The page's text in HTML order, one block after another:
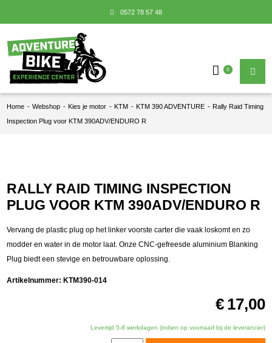
0572 78 57 48
0
Home - Webshop - Kies je motor - KTM - KTM 390 ADVENTURE - Rally Raid Timing
Inspection Plug voor KTM 390ADV/ENDURO R
RALLY RAID TIMING INSPECTION
PLUG VOOR KTM 390ADV/ENDURO R
Artikelnummer: KTM390-014
Vervang de plastic plug op het linker voorste carter die vaak loskomt en zo
modder en water in de motor laat. Onze CNC-gefreesde aluminium Blanking
Plug biedt een stevige en betrouwbare oplossing.
€ 17,00
Levertijd 5-8 werkdagen (indien op voorraad bij de leverancier)